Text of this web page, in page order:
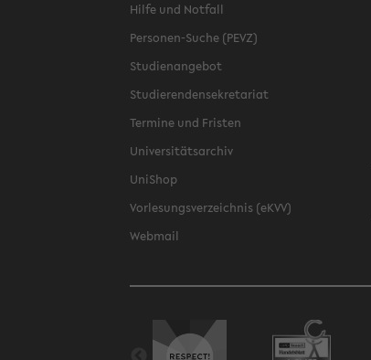
Hilfe und Notfall
Personen-Suche (PEVZ)
Studienangebot
Studierendensekretariat
Termine und Fristen
Universitätsarchiv
UniShop
Vorlesungsverzeichnis (eKVV)
Webmail